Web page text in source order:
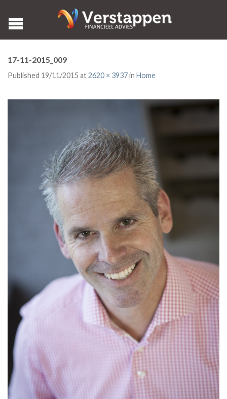
17-11-2015_009
Published 19/11/2015 at2620 × 3937in Home